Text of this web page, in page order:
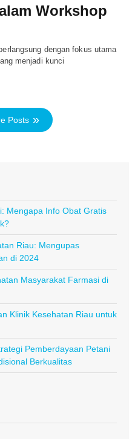
Workshop
dengan fokus utama
menjadi kunci
Posts
Mengapa Info Obat Gratis
Riau: Mengupas
di 2024
Masyarakat Farmasi di
Klinik Kesehatan Riau untuk
Pemberdayaan Petani
Berkualitas